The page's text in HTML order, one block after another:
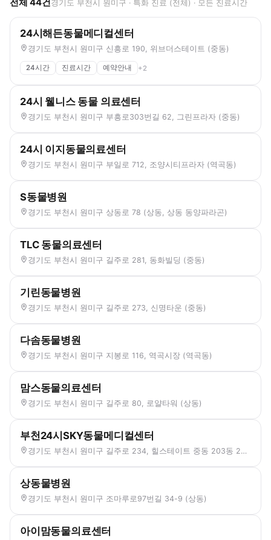
경기도 부천시 원미구 · 특화 진료 (전체) · 모든 진료시간
24시해든동물메디컬센터
경기도 부천시 원미구 신흥로 190, 위브더스테이트 (중동)
24시간 진료시간 예약안내 +2
24시 웰니스 동물 의료센터
경기도 부천시 원미구 부흥로303번길 62, 그린프라자 (중동)
24시 이지동물의료센터
경기도 부천시 원미구 부일로 712, 조양시티프라자 (역곡동)
S동물병원
경기도 부천시 원미구 상동로 78 (상동, 상동 동양파라곤)
TLC 동물의료센터
경기도 부천시 원미구 길주로 281, 동화빌딩 (중동)
기린동물병원
경기도 부천시 원미구 길주로 273, 신명타운 (중동)
다솜동물병원
경기도 부천시 원미구 지봉로 116, 역곡시장 (역곡동)
맘스동물의료센터
경기도 부천시 원미구 길주로 80, 로얄타워 (상동)
부천24시SKY동물메디컬센터
경기도 부천시 원미구 길주로 234, 힐스테이트 중동 203동 2001, 2007호 (중동)
상동물병원
경기도 부천시 원미구 조마루로97번길 34-9 (상동)
아이맘동물의료센터